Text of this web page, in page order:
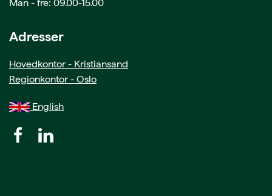
Man - fre: 09.00-15.00
Adresser
Hovedkontor - Kristiansand
Regionkontor - Oslo
English